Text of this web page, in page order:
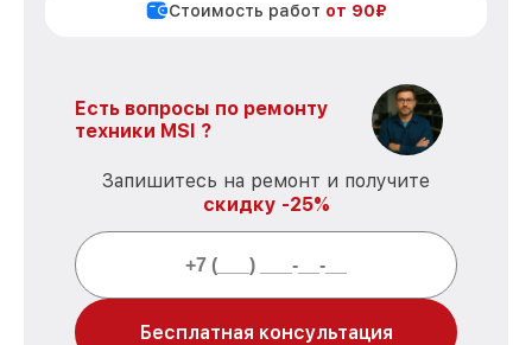
Стоимость работ от 90₽
Есть вопросы по ремонту
техники MSI ?
Запишитесь на ремонт и получите
скидку -25%
Бесплатная консультация